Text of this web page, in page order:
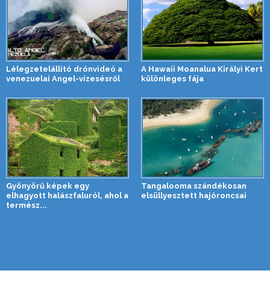
Lélegzetelállító drónvideó a
venezuelai Angel-vízesésről
A Hawaii Moanalua Királyi Kert
különleges fája
Gyönyörű képek egy
elhagyott halászfaluról, ahol a
termész...
Tangalooma szándékosan
elsüllyesztett hajóroncsai